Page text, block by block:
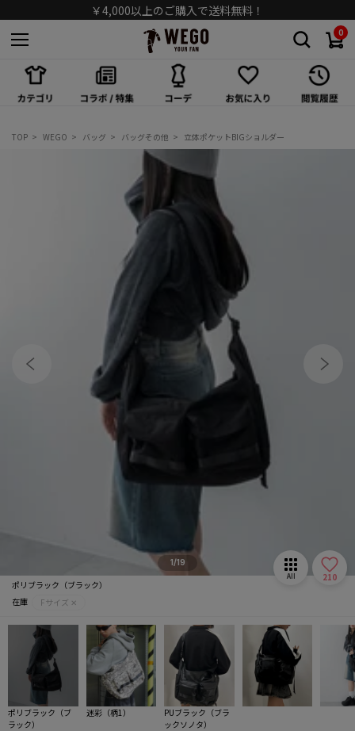
￥4,000以上のご購入で送料無料！
0
ワンピース/オールインワン
キャップ/ハット
アクセサリー
メガネ/サングラス
マフラー/ストール
推し活グッズ
TOP WEGO バッグ バッグその他 立体ポケットBIGショルダー
All 210
1/19
ポリブラック（ブラック）
在庫
Fサイズ ✕
ポリブラック（ブ
ラック）
迷彩（柄1）
PUブラック（ブラ
ックソノタ）